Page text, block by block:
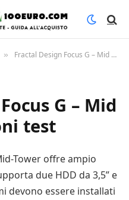
» Fractal Design Focus G – Mid Tower recensioni test
G – Mid
test
Tower offre ampio
due HDD da 3,5” e
devono essere installati